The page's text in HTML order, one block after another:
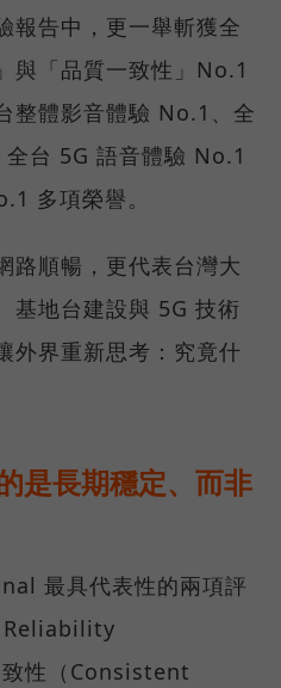
報告中，更一舉斬獲全
與「品質一致性」No.1
整體影音體驗 No.1、全
台 5G 語音體驗 No.1
多項榮譽。
路順暢，更代表台灣大
基地台建設與 5G 技術
外界重新思考：究竟什
是長期穩定、而非
最具代表性的兩項評
Reliability
性（Consistent